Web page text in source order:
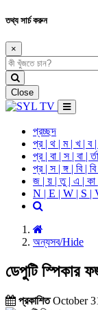
তথ্য সার্চ করুন
×
Close
প্রচ্ছদ
প্র | থ | ম | খ | ব |
প্র | বা | স | বা | র্তা
প্র | স | ঙ্গ | বি |
জ | য় | তু | এ | কা
N | E | W | S |
অন্যসব/Hide
ডেপুটি স্পিকার
প্রকাশিতOctober